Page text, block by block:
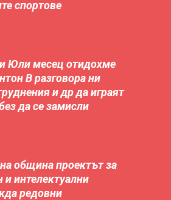
спортове
Юли месец отидохме
В разговора ни
и др да играят
да се замисли
община проектът за
интелектуални
редовни